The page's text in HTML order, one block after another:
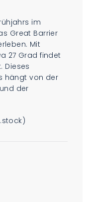
im
Great Barrier
Mit
27 Grad findet
Dieses
hängt von der
der